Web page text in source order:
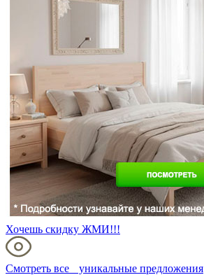
Хочешь скидку ЖМИ!!!
Смотреть все уникальные предложения